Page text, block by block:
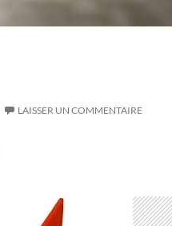
LAISSER UN COMMENTAIRE